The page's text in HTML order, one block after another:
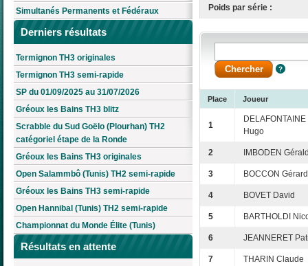
Simultanés Permanents et Fédéraux
Derniers résultats
Termignon TH3 originales
Termignon TH3 semi-rapide
SP du 01/09/2025 au 31/07/2026
Gréoux les Bains TH3 blitz
Scrabble du Sud Goëlo (Plourhan) TH2
catégoriel étape de la Ronde
Gréoux les Bains TH3 originales
Open Salammbô (Tunis) TH2 semi-rapide
Gréoux les Bains TH3 semi-rapide
Open Hannibal (Tunis) TH2 semi-rapide
Championnat du Monde Élite (Tunis)
Résultats en attente
Poids par série :
Place Joueur
1
DELAFONTAINE
Hugo
2 IMBODEN
3 BOCCON Gérard
4 BOVET David
5 BARTHOLDI
6 JEANNERET
7 THARIN Claude